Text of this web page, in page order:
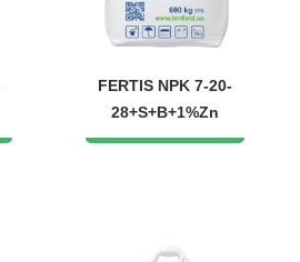
FERTIS NPK 7-20-
28+S+B+1%Zn